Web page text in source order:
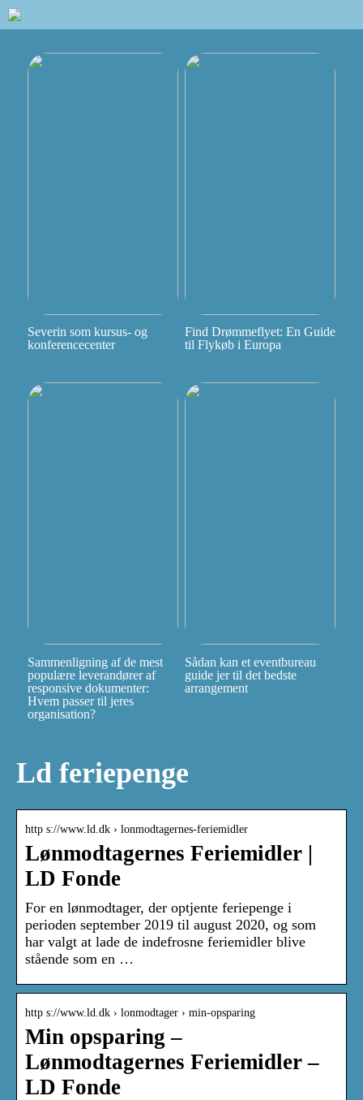
Severin som kursus- og
konferencecenter
Find Drømmeflyet: En Guide
til Flykøb i Europa
Sammenligning af de mest
populære leverandører af
responsive dokumenter:
Hvem passer til jeres
organisation?
Sådan kan et eventbureau
guide jer til det bedste
arrangement
Ld feriepenge
http s://www.ld.dk › lonmodtagernes-feriemidler
Lønmodtagernes Feriemidler |
LD Fonde
For en lønmodtager, der optjente feriepenge i
perioden september 2019 til august 2020, og som
har valgt at lade de indefrosne feriemidler blive
stående som en …
http s://www.ld.dk › lonmodtager › min-opsparing
Min opsparing –
Lønmodtagernes Feriemidler –
LD Fonde